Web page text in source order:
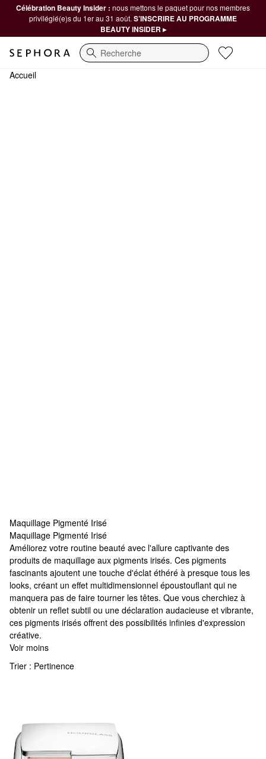
Célébration Beauty Insider : nous mettons le paquet pour nos membres
privilégié(e)s du 1er au 31 août. S’INSCRIRE AU PROGRAMME
BEAUTY INSIDER ▸
Recherche
Accueil
Maquillage Pigmenté Irisé
Maquillage Pigmenté Irisé
Maquillage Pigmenté Irisé
Améliorez votre routine beauté avec l'allure captivante des
produits de maquillage aux pigments irisés. Ces pigments
fascinants ajoutent une touche d'éclat éthéré à presque tous les
looks, créant un effet multidimensionnel époustouflant qui ne
manquera pas de faire tourner les têtes. Que vous cherchiez à
obtenir un reflet subtil ou une déclaration audacieuse et vibrante,
ces pigments irisés offrent des possibilités infinies d'expression
créative.
Voir moins
Trier : Pertinence